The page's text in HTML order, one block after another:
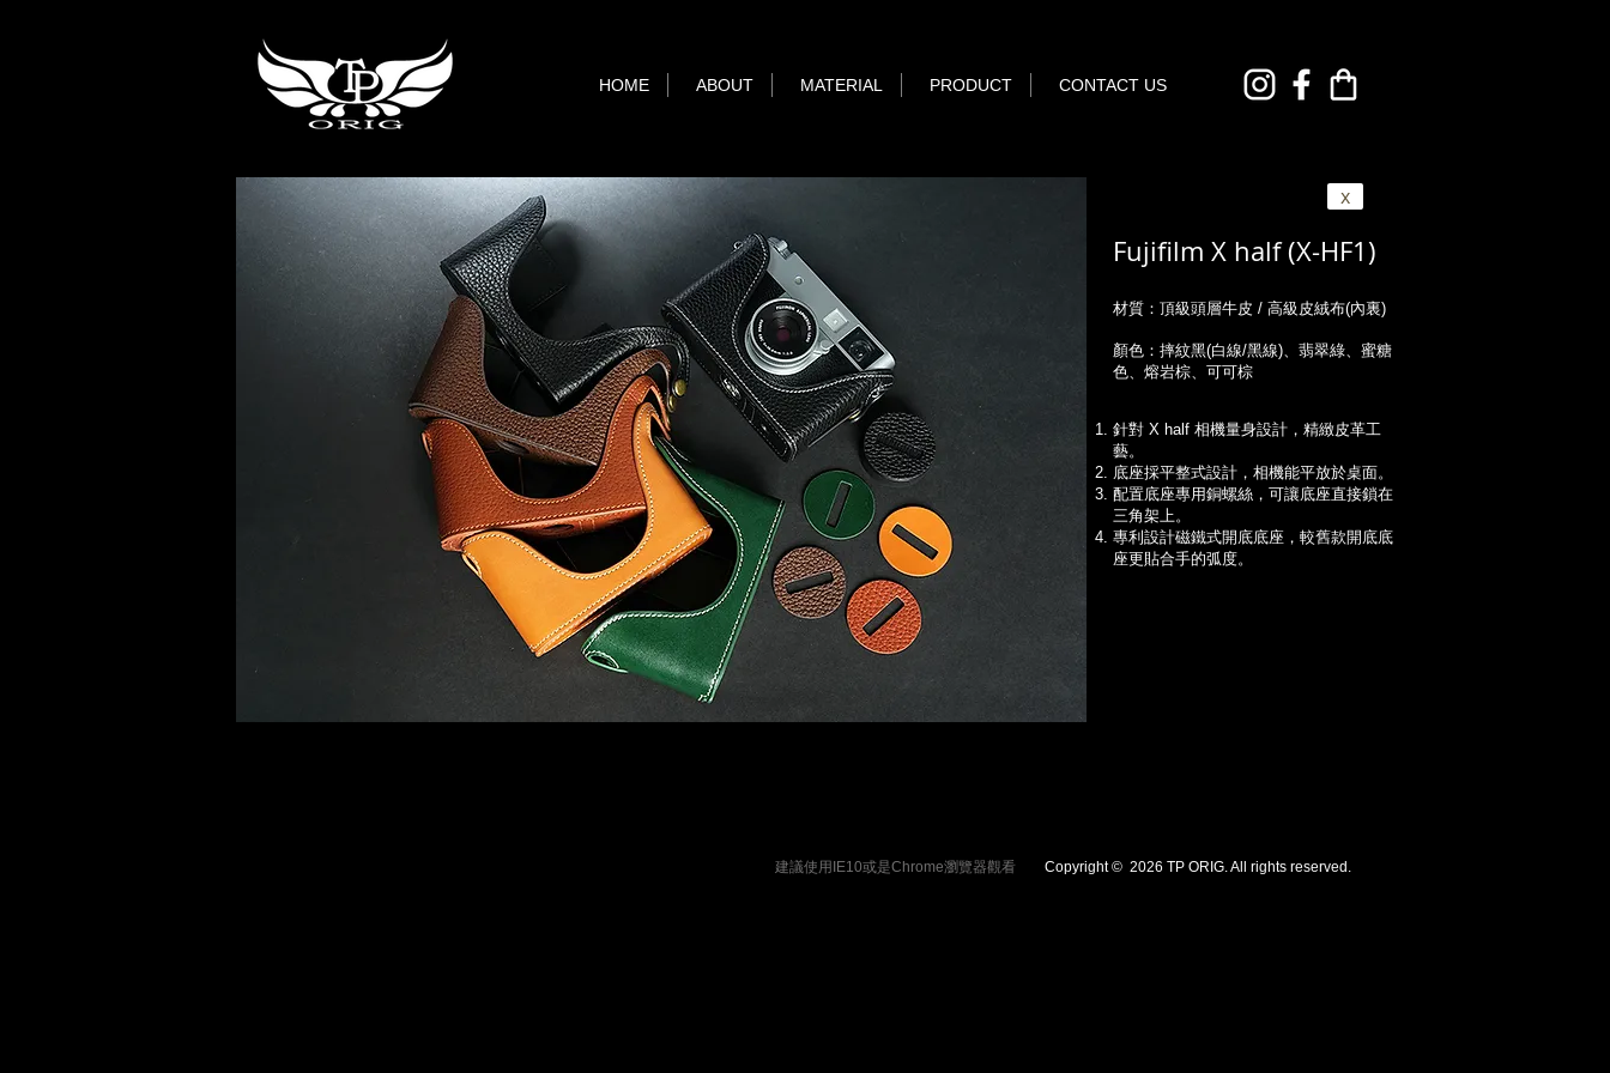
HOME ABOUT MATERIAL PRODUCT CONTACT US
x
Fujifilm X half (X-HF1)
材質：頂級頭層牛皮 / 高級皮絨布(內裏)
顏色：摔紋黑(白線/黑線)、翡翠綠、蜜糖
色、熔岩棕、可可棕
針對 X half 相機量身設計，精緻皮革工
藝。
底座採平整式設計，相機能平放於桌面。
配置底座專用銅螺絲，可讓底座直接鎖在
三角架上。
專利設計磁鐵式開底底座，較舊款開底底
座更貼合手的弧度。
建議使用IE10或是Chrome瀏覽器觀看 Copyright © 2026 TP ORIG. All rights reserved.